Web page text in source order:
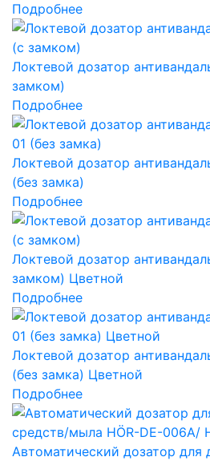
Подробнее
Локтевой дозатор
замком)
Подробнее
Локтевой дозатор
(без замка)
Подробнее
Локтевой дозатор
замком) Цветной
Подробнее
Локтевой дозатор
(без замка) Цветной
Подробнее
Автоматический дозатор